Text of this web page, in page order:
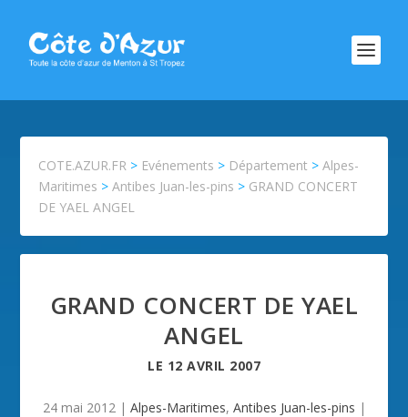
COTE.AZUR.FR > Evénements > Département >Alpes-
Maritimes >Antibes Juan-les-pins > GRAND CONCERT
DE YAEL ANGEL
GRAND CONCERT DE YAEL
ANGEL
LE 12 AVRIL 2007
24 mai 2012| Alpes-Maritimes, Antibes Juan-les-pins |